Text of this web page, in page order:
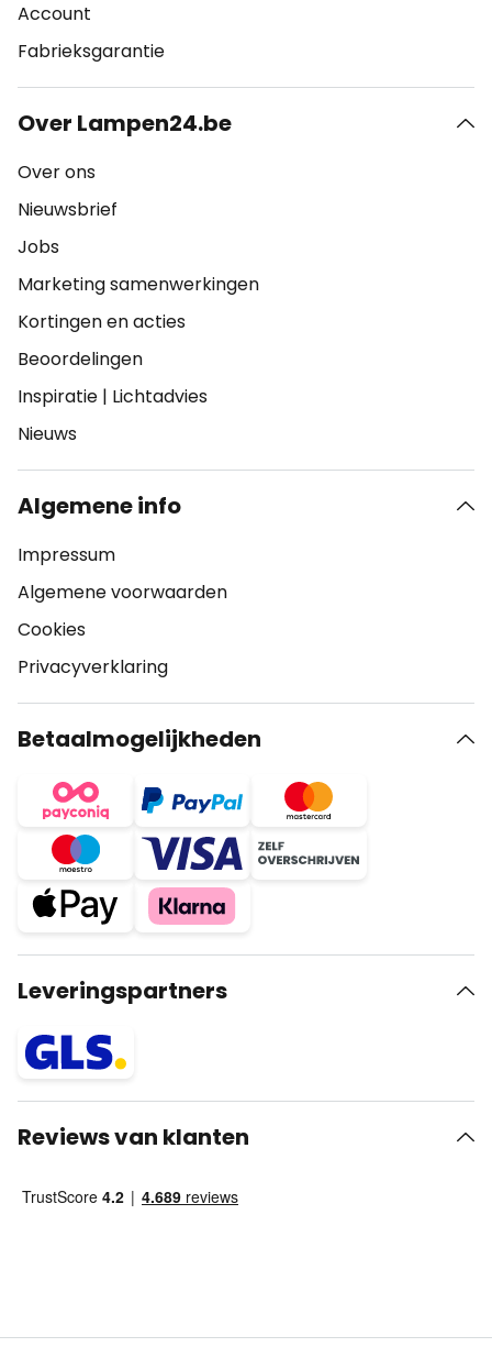
Account
Fabrieksgarantie
Over Lampen24.be
Over ons
Nieuwsbrief
Jobs
Marketing samenwerkingen
Kortingen en acties
Beoordelingen
Inspiratie | Lichtadvies
Nieuws
Algemene info
Impressum
Algemene voorwaarden
Cookies
Privacyverklaring
Betaalmogelijkheden
Leveringspartners
Reviews van klanten